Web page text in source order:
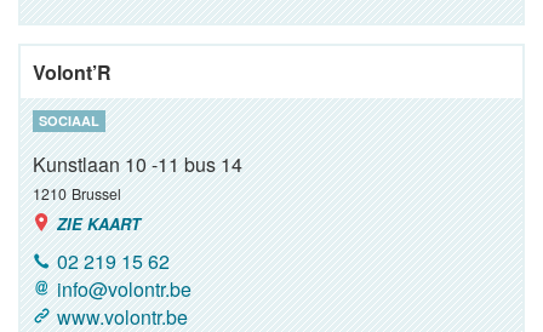
Volont’R
SOCIAAL
Kunstlaan 10 -11 bus 14
1210 Brussel
ZIE KAART
02 219 15 62
info@volontr.be
www.volontr.be